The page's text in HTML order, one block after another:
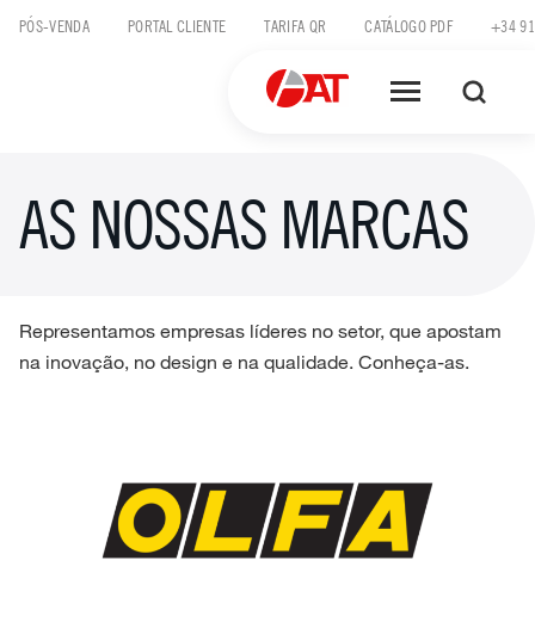
SkipPÓS-VENDA PORTAL CLIENTE TARIFA QR CATÁLOGO PDF +34
AS NOSSAS MARCAS
Representamos empresas líderes no setor, que apostam
na inovação, no design e na qualidade. Conheça-as.